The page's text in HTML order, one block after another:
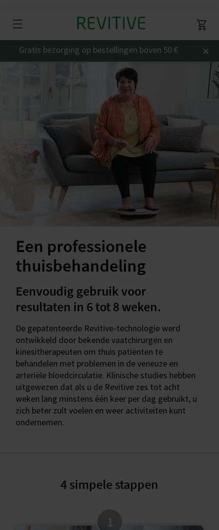
Gratis bezorging op bestellingen boven 50 € ×
Een professionele
thuisbehandeling
Eenvoudig gebruik voor
resultaten in 6 tot 8 weken.
De gepatenteerde Revitive-technologie werd
ontwikkeld door bekende vaatchirurgen en
kinesitherapeuten om thuis patiënten te
behandelen met problemen in de veneuze en
arteriële bloedcirculatie. Klinische studies hebben
uitgewezen dat als u de Revitive zes tot acht
weken lang minstens één keer per dag gebruikt, u
zich beter zult voelen en weer activiteiten kunt
ondernemen.
4 simpele stappen
1